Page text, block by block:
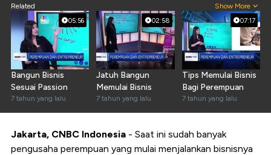
Related Show More
05:56
Bangun Bisnis
Sesuai Passion
7 tahun yang lalu
02:58
Jatuh Bangun
Memulai Bisnis
7 tahun yang lalu
07:17
Tips Memulai Bisnis
Bagi Perempuan
7 tahun yang lalu
Jakarta, CNBC Indonesia - Saat ini sudah banyak
pengusaha perempuan yang mulai menjalankan bisnisnya